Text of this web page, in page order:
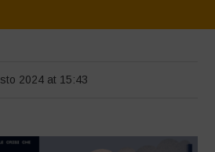
2024 at 15:43